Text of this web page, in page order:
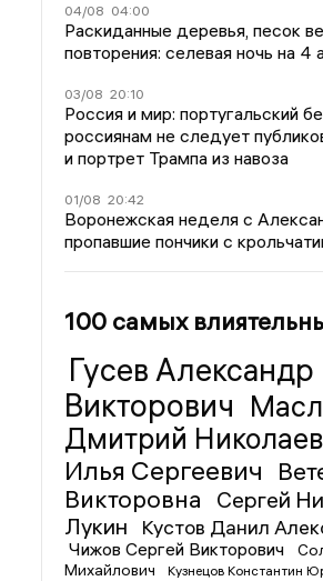
04/08 04:00
Раскиданные деревья, песок
повторения: селевая ночь на 4
03/08 20:10
Россия и мир: португальский
россиянам не следует
и портрет Трампа из навоза
01/08 20:42
Воронежская неделя с
пропавшие пончики с
100 самых
Гусев Александр
Викторович
Дмитрий
Илья Сергеевич
Викторовна
Сергей
Лукин
Кустов Данил
Чижов Сергей Викторович
Михайлович
Кузнецов Константин